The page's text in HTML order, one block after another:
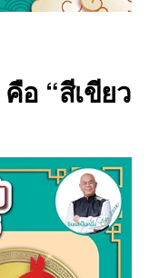
อ “สีเขียว